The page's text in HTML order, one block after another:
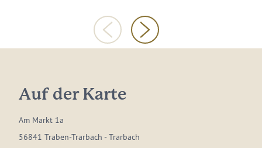
Auf der Karte
Am Markt 1a
56841 Traben-Trarbach - Trarbach